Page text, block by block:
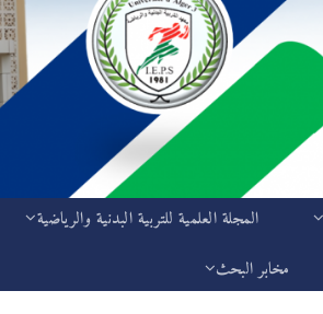
المجلة العلمية للتربية البدنية والرياضية
مخابر البحث